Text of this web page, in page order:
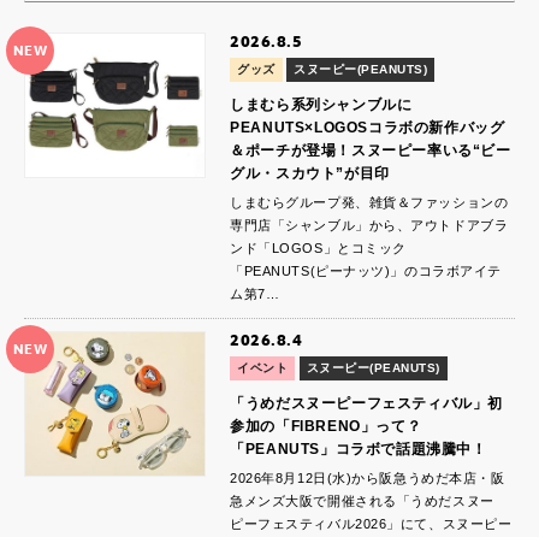
NEW 2026.8.5
グッズ スヌーピー(PEANUTS)
しまむら系列シャンブルに
PEANUTS×LOGOSコラボの新作バッグ
＆ポーチが登場！スヌーピー率いる“ビー
グル・スカウト”が目印
しまむらグループ発、雑貨＆ファッションの
専門店「シャンブル」から、アウトドアブラ
ンド「LOGOS」とコミック
「PEANUTS(ピーナッツ)」のコラボアイテ
ム第7…
NEW 2026.8.4
イベント スヌーピー(PEANUTS)
「うめだスヌーピーフェスティバル」初
参加の「FIBRENO」って？
「PEANUTS」コラボで話題沸騰中！
2026年8月12日(水)から阪急うめだ本店・阪
急メンズ大阪で開催される「うめだスヌー
ピーフェスティバル2026」にて、スヌーピー